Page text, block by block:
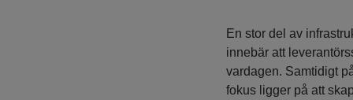
En stor del av
innebär att
vardagen. Samtidigt
fokus ligger på att